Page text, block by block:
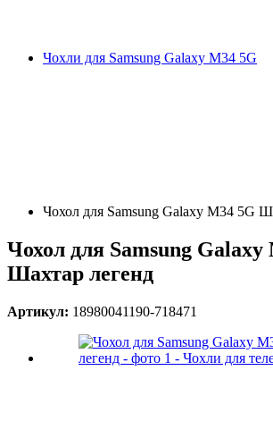
Чохли для Samsung Galaxy M34 5G
Чохол для Samsung Galaxy M34 5G
Чохол для Samsung Galaxy
Шахтар легенд
Артикул: 18980041190-718471